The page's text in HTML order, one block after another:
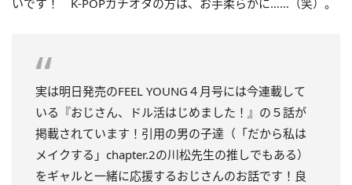
実は明日発売のFEEL YOUNG４月号には今連載して
いる『おじさん、ドル活はじめました！』の５話が
掲載されています！引用の男の子達（「だから私は
メイクする」chapter.2の川松先生の推しでもある）
をギャルと一緒に応援するおじさんのお話です！良